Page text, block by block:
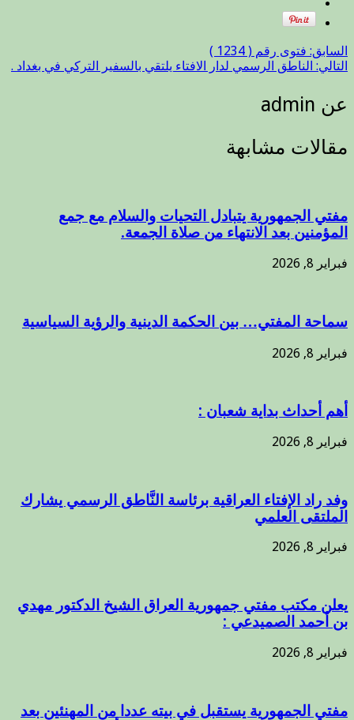
السابق: فتوى رقم ( 1234 )
التالي: الناطق الرسمي لدار الافتاء يلتقي بالسفير التركي في بغداد .
عن admin
مقالات مشابهة
مفتي الجمهورية يتبادل التحيات والسلام مع جمع
المؤمنين بعد الانتهاء من صلاة الجمعة.
فبراير 8, 2026
سماحة المفتي… بين الحكمة الدينية والرؤية السياسية
فبراير 8, 2026
أهم أحداث بداية شعبان :
فبراير 8, 2026
وفد راد الإفتاء العراقية برئاسة النَّاطق الرسمي يشارك
الملتقى العلمي
فبراير 8, 2026
يعلن مكتب مفتي جمهورية العراق الشيخ الدكتور مهدي
بن أحمد الصميدعي :
فبراير 8, 2026
مفتي الجمهورية يستقبل في بيته عددا من المهنئين بعد